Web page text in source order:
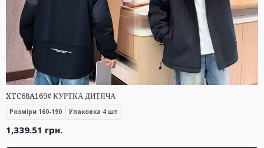
XTC68A169# КУРТКА ДИТЯЧА
Розміри 160-190 Упаковка 4 шт
1,339.51 грн.